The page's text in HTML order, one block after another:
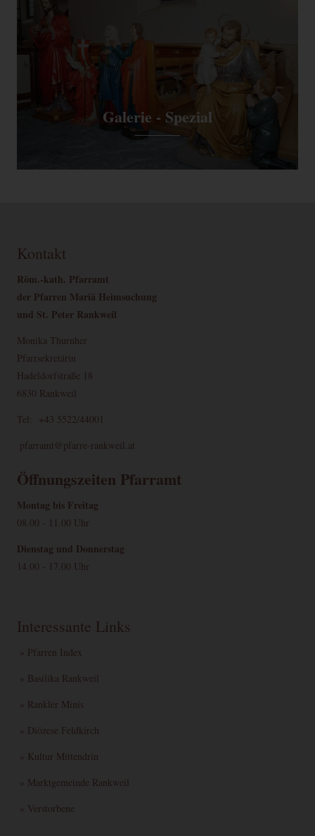
Galerie - Spezial
Kontakt
Röm.-kath. Pfarramt
der Pfarren Mariä Heimsuchung
und St. Peter Rankweil
Monika Thurnher
Pfarrsekretärin
Hadeldorfstraße 18
6830 Rankweil
Tel: +43 5522/44001
pfarramt@pfarre-rankweil.at
Öffnungszeiten Pfarramt
Montag bis Freitag
08.00 - 11.00 Uhr
Dienstag und Donnerstag
14.00 - 17.00 Uhr
Interessante Links
» Pfarren Index
» Basilika Rankweil
» Rankler Minis
» Diözese Feldkirch
» Kultur Mittendrin
» Marktgemeinde Rankweil
» Verstorbene